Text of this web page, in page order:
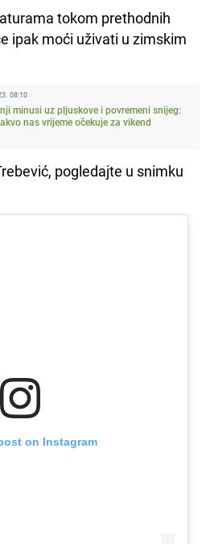
tokom prethodnih
ipak moći uživati u zimskim
08:10
minusi uz pljuskove i povremeni snijeg:
nas vrijeme očekuje za vikend
pogledajte u snimku
on Instagram